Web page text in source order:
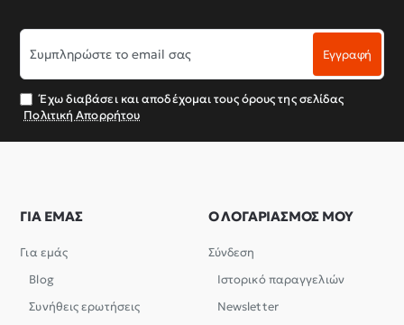
Συμπληρώστε
το
email
σας
Εγγραφή
Έχω διαβάσει και αποδέχομαι τους όρους της σελίδας
Πολιτική Απορρήτου
ΓΙΑ ΕΜΑΣ
Για εμάς
Blog
Συνήθεις ερωτήσεις
Ο ΛΟΓΑΡΙΑΣΜΟΣ ΜΟΥ
Σύνδεση
Ιστορικό παραγγελιών
Newsletter